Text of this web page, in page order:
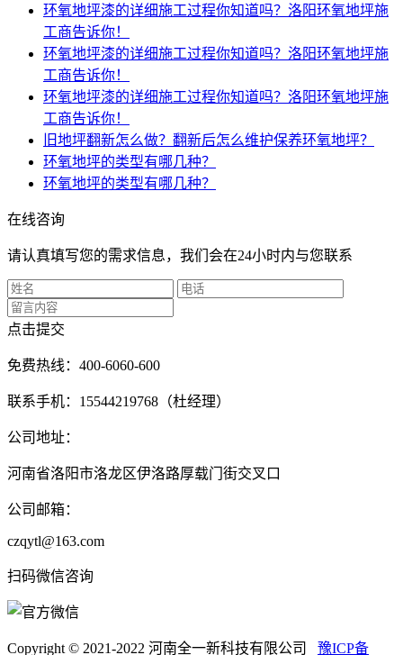
环氧地坪漆的详细施工过程你知道吗？洛阳环氧地坪施
工商告诉你！
环氧地坪漆的详细施工过程你知道吗？洛阳环氧地坪施
工商告诉你！
环氧地坪漆的详细施工过程你知道吗？洛阳环氧地坪施
工商告诉你！
旧地坪翻新怎么做？翻新后怎么维护保养环氧地坪？
环氧地坪的类型有哪几种？
环氧地坪的类型有哪几种？
在线咨询
请认真填写您的需求信息，我们会在24小时内与您联系
点击提交
免费热线：400-6060-600
联系手机：15544219768（杜经理）
公司地址：
河南省洛阳市洛龙区伊洛路厚载门街交叉口
公司邮箱：
czqytl@163.com
扫码微信咨询
Copyright © 2021-2022 河南全一新科技有限公司 豫ICP备